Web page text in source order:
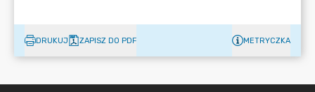
DRUKUJ ZAPISZ DO PDF METRYCZKA